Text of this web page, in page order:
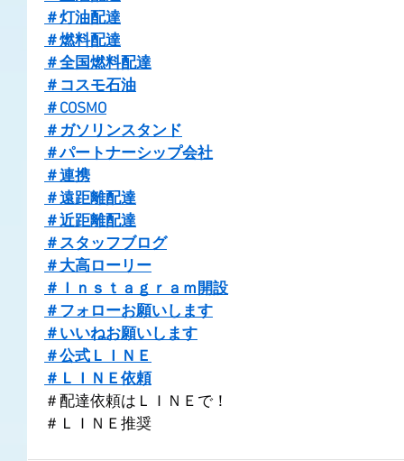
＃灯油配達
＃燃料配達
＃全国燃料配達
＃コスモ石油
＃COSMO
＃ガソリンスタンド
＃パートナーシップ会社
＃連携
＃遠距離配達
＃近距離配達
＃スタッフブログ
＃大高ローリー
＃Ｉｎｓｔａｇｒａｍ開設
＃フォローお願いします
＃いいねお願いします
＃公式ＬＩＮＥ
＃ＬＩＮＥ依頼
＃配達依頼はＬＩＮＥで！
＃ＬＩＮＥ推奨